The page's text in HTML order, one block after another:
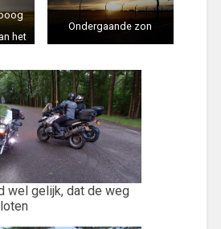
het
Ondergaande zon
wel gelijk, dat de weg